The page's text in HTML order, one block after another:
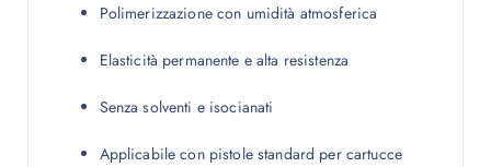
Polimerizzazione con umidità atmosferica
Elasticità permanente e alta resistenza
Senza solventi e isocianati
Applicabile con pistole standard per cartucce